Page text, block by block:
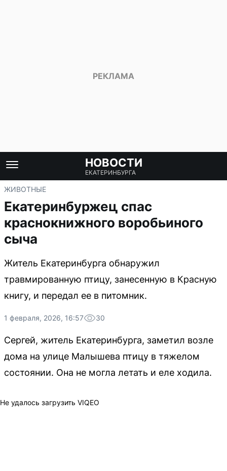
НОВОСТИ
ЕКАТЕРИНБУРГА
ЖИВОТНЫЕ
Екатеринбуржец спас
краснокнижного воробьиного
сыча
Житель Екатеринбурга обнаружил
травмированную птицу, занесенную в Красную
книгу, и передал ее в питомник.
1 февраля, 2026, 16:57 30
Сергей, житель Екатеринбурга, заметил возле
дома на улице Малышева птицу в тяжелом
состоянии. Она не могла летать и еле ходила.
Не удалось загрузить VIQEO